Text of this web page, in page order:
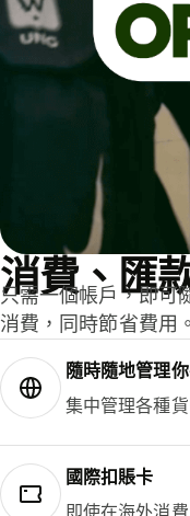
消費、匯
只需一個帳戶，即可
消費，同時節省費用。
隨時隨地管理
集中管理各種
國際扣賬卡